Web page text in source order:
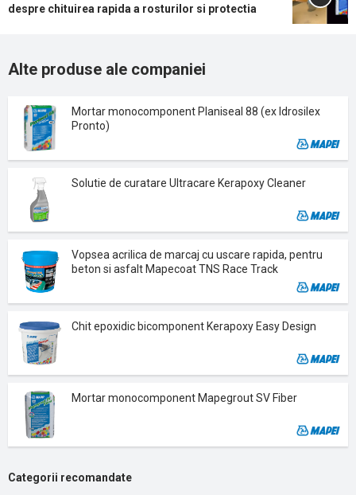
despre chituirea rapida a rosturilor si protectia
Alte produse ale companiei
Mortar monocomponent Planiseal 88 (ex Idrosilex
Pronto)
Solutie de curatare Ultracare Kerapoxy Cleaner
Vopsea acrilica de marcaj cu uscare rapida, pentru
beton si asfalt Mapecoat TNS Race Track
Chit epoxidic bicomponent Kerapoxy Easy Design
Mortar monocomponent Mapegrout SV Fiber
Categorii recomandate